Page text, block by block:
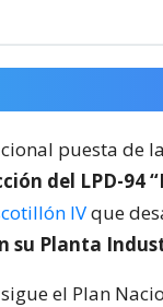
puesta de
del LPD-94
IVque
su Planta
sigue el Plan